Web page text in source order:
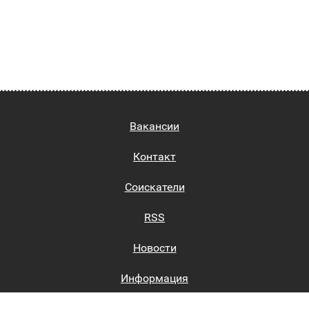
Вакансии
Контакт
Соискатели
RSS
Новости
Информация